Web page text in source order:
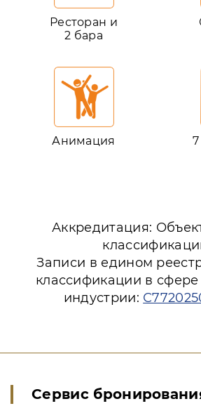
Ресторан и
2 бара
Анимация
Аккредитация:
Записи в едином
классификации в сфере
индустрии:
Сервис